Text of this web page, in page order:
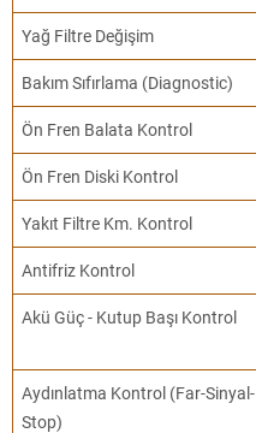
Yağ Filtre Değişim
Bakım Sıfırlama (Diagnostic)
Ön Fren Balata Kontrol
Ön Fren Diski Kontrol
Yakıt Filtre Km. Kontrol
Antifriz Kontrol
Akü Güç - Kutup Başı Kontrol
Aydınlatma Kontrol (Far-Sinyal-
Stop)